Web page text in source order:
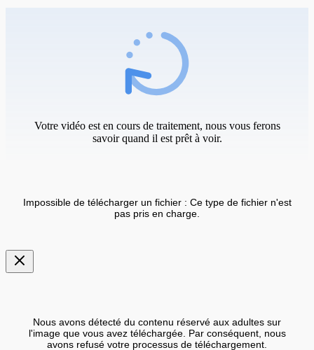
Votre vidéo est en cours de traitement, nous vous ferons
savoir quand il est prêt à voir.
Impossible de télécharger un fichier : Ce type de fichier n'est
pas pris en charge.
Nous avons détecté du contenu réservé aux adultes sur
l'image que vous avez téléchargée. Par conséquent, nous
avons refusé votre processus de téléchargement.